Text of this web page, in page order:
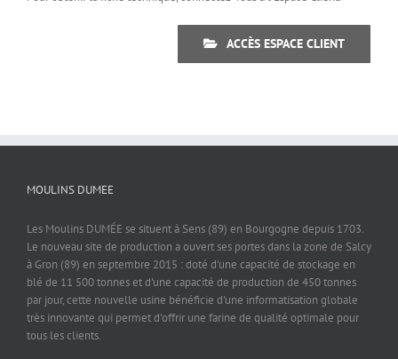
ACCÈS ESPACE CLIENT
MOULINS DUMEE
Les Moulins DUMÉE se situent à Sens (89) en Bourgogne depuis 1703.
Le nouveau site de production a ouvert ses portes dans la zone de Salcy
à Gron (89) en septembre 2015 : doté d'une capacité de stockage en
blé de 11 500 tonnes et d'une capacité de production de 450 tonnes
par jour, cette nouvelle usine bénéficie d'une informatisation globale
très innovante qui permet d'offrir une farine de qualité optimale pour
tous les clients.